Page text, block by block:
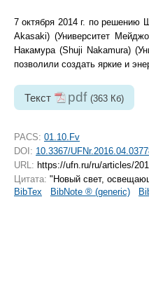
7 октября 2014 г. по решению
Akasaki) (Университет
Накамура (Shuji Nakamura)
позволили создать яркие и
Текст pdf (363 Кб)
PACS: 01.10.Fv
DOI: 10.3367/
URL: https://ufn.ru/ru/articles/
Цитата: "Новый свет,
BibTex
BibNote ® (generic)